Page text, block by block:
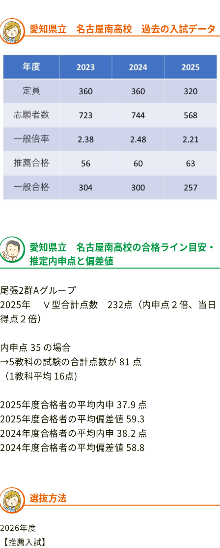
愛知県立 名古屋南高校 過去の入試データ
愛知県立 名古屋南高校の合格ライン目安・
推定内申点と偏差値
尾張2群Aグループ
2025年 Ⅴ型合計点数 232点（内申点２倍、当日
得点２倍）
内申点 35 の場合
→5教科の試験の合計点数が 81 点
（1教科平均 16点)
2025年度合格者の平均内申 37.9 点
2025年度合格者の平均偏差値 59.3
2024年度合格者の平均内申 38.2 点
2024年度合格者の平均偏差値 58.8
選抜方法
2026年度
【推薦入試】